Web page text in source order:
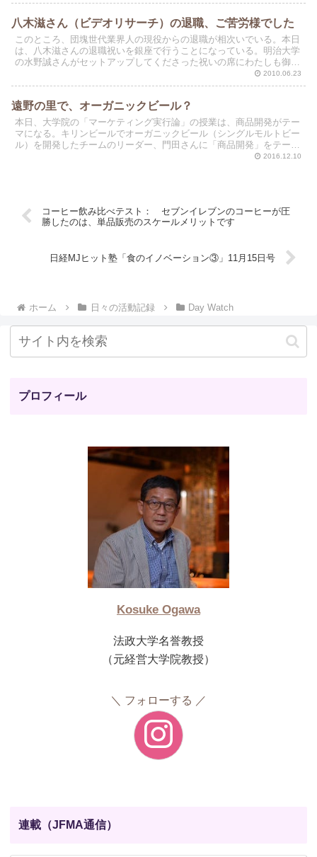
八木滋さん（ビデオリサーチ）の退職、ご苦労様でした
このところ、団塊世代業界人の現役からの退職が相次いでいる。本日
は、八木滋さんの退職祝いを銀座で行うことになっている。明治大学
の水野誠さんがセットアップしてくださった祝いの席にわたしも御呼
ばれした。ＮＹ大学の高田先生、学習院大学の上田さんも参...2010.06.23
遠野の里で、オーガニックビール？
本日、大学院の「マーケティング実行論」の授業は、商品開発がテー
マになる。キリンビールでオーガニックビール（シングルモルトビー
ル）を開発したチームのリーダー、門田さんに「商品開発」をテーマ
に講義をお願している。講義のあとでは、自分たちでコンセ...2016.12.10
コーヒー飲み比べテスト： セブンイレブンのコーヒーが圧
勝したのは、単品販売のスケールメリットです
日経MJヒット塾「食のイノベーション③」11月15日号
ホーム 日々の活動記録 Day Watch
プロフィール
Kosuke Ogawa
法政大学名誉教授
（元経営大学院教授）
フォローする
連載（JFMA通信）